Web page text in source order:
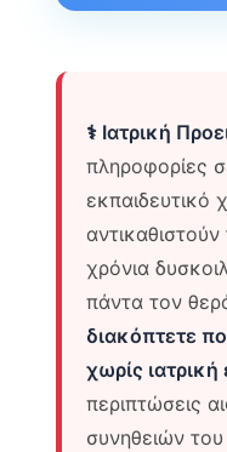
⚕️ Ιατρική
πληροφορίες
εκπαιδευτικό
χρόνια
πάντα τον
διακόπτετε
χωρίς
περιπτώσεις
συνηθειών